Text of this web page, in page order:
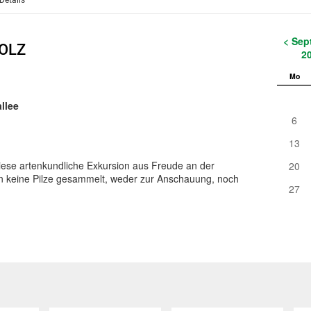
artenkundliche Exkursion aus Freude an der
keine Pilze gesammelt, weder zur Anschauung, noch
<
Mo
6
13
20
27